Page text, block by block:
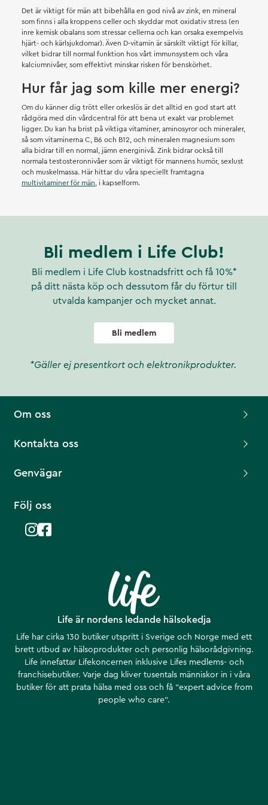
Det är viktigt för män att bibehålla en god nivå av zink, en mineral
som finns i alla kroppens celler och skyddar mot oxidativ stress (en
inre kemisk obalans som stressar cellerna och kan orsaka exempelvis
hjärt- och kärlsjukdomar). Även D-vitamin är särskilt viktigt för killar,
vilket bidrar till normal funktion hos vårt immunsystem och våra
kalciumnivåer, som effektivt minskar risken för benskörhet.
Hur får jag som kille mer energi?
Om du känner dig trött eller orkeslös är det alltid en god start att
rådgöra med din vårdcentral för att bena ut exakt var problemet
ligger. Du kan ha brist på viktiga vitaminer, aminosyror och mineraler,
så som vitaminerna C, B6 och B12, och mineralen magnesium som
alla bidrar till en normal, jämn energinivå. Zink bidrar också till
normala testosteronnivåer som är viktigt för mannens humör, sexlust
och muskelmassa. Här hittar du våra speciellt framtagna
multivitaminer för män , i kapselform.
Bli medlem i Life Club!
Bli medlem i Life Club kostnadsfritt och få 10%*
på ditt nästa köp och dessutom får du förtur till
utvalda kampanjer och mycket annat.
Bli medlem
*Gäller ej presentkort och elektronikprodukter.
Life är nordens ledande hälsokedja
Life har cirka 130 butiker utspritt i Sverige och Norge med ett
brett utbud av hälsoprodukter och personlig hälsorådgivning.
Life innefattar Lifekoncernen inklusive Lifes medlems- och
franchisebutiker. Varje dag kliver tusentals människor in i våra
butiker för att prata hälsa med oss och få ”expert advice from
people who care”.
Om oss
Kontakta oss
Genvägar
Följ oss